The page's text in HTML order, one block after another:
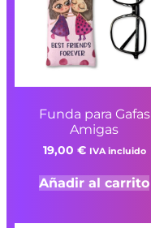
Funda para Gafas
Amigas
19,00 € IVA incluido
Añadir al carrito